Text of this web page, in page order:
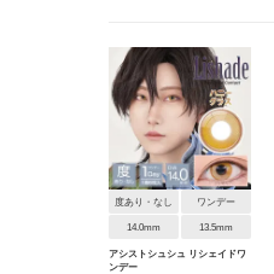
度あり・なし ワンデー
14.0mm 13.5mm
アシストシュシュ リシェイドワ
ンデー